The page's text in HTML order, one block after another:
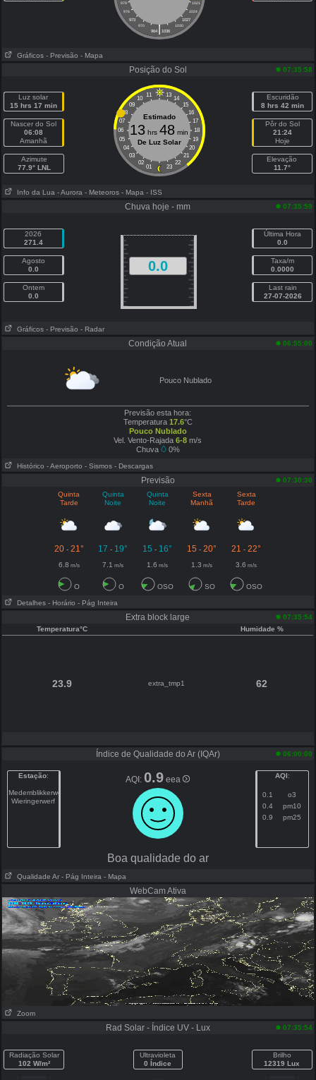
979
1021
976
1024
973
1027
970
1030
|
964 1036
Gráficos - Previsão - Mapa
Posição do Sol 07:35:58
Luz solar
15 hrs 17 min
Nascer do Sol
06:08
Amanhã
Azimute
77.9° LNL
11 13
10
14
09
15
08
16
07
17
06
18
05
19
04
20
03
21
02
22
01 23
Estimado
13 hrs48 min
De Luz Solar
Escuridão
8 hrs 42 min
Pôr do Sol
21:24
Hoje
Elevação
11.7°
Info da Lua - Aurora - Meteoros - Mapa - ISS
Chuva hoje - mm 07:35:59
2026
271.4
Agosto
0.0
Ontem
0.0
0.0
Última Hora
0.0
Taxa/m
0.0000
Last rain
27-07-2026
Gráficos - Previsão - Radar
Condição Atual 06:55:00
Pouco Nublado
Previsão esta hora:
Temperatura 17.6°C
Pouco Nublado
Vel. Vento-Rajada 6-8 m/s
Chuva
0%
Histórico - Aeroporto - Sismos - Descargas
Previsão
07:30:30
Quinta
Tarde
Quinta
Noite
Quinta
Noite
Sexta
Manhã
Sexta
Tarde
20- 21° 17 - 19° 15 - 16° 15 -20° 21 -22°
6.8 m/s 7.1 m/s 1.6 m/s 1.3 m/s 3.6 m/s
O O OSO SO OSO
Detalhes - Horário - Pág Inteira
Extra block large
07:35:54
Temperatura°C
Humidade %
23.9 extra_tmp1 62
Índice de Qualidade do Ar (IQAr) 06:00:00
Estação:
Medemblikkerweg
Wieringerwerf
AQI:0.9 eea AQI:
0.1
o3
0.4
pm10
0.9
pm25
Boa qualidade do ar
Qualidade Ar - Pág Inteira - Mapa
WebCam Ativa
Zoom
Rad Solar - Índice UV - Lux 07:35:54
Radiação Solar
102 W/m²
Ultravioleta
0 Índice
Brilho
12319 Lux